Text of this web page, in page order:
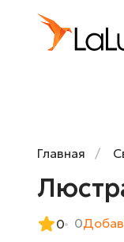
Главная
0 0